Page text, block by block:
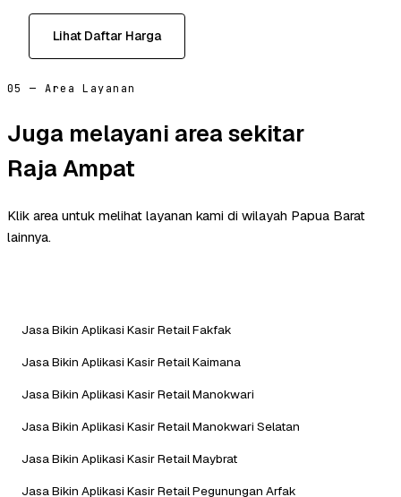
Lihat Daftar Harga
05 — Area Layanan
Juga melayani area sekitar
Raja Ampat
Klik area untuk melihat layanan kami di wilayah Papua Barat
lainnya.
Jasa Bikin Aplikasi Kasir Retail Fakfak
Jasa Bikin Aplikasi Kasir Retail Kaimana
Jasa Bikin Aplikasi Kasir Retail Manokwari
Jasa Bikin Aplikasi Kasir Retail Manokwari Selatan
Jasa Bikin Aplikasi Kasir Retail Maybrat
Jasa Bikin Aplikasi Kasir Retail Pegunungan Arfak